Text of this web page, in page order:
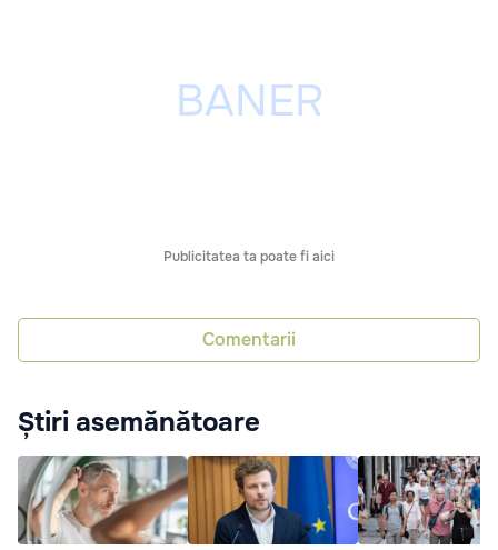
Publicitatea ta poate fi aici
Comentarii
Știri asemănătoare